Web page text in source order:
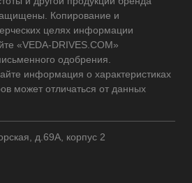
Копирование и
целях информации
«VEDA-DRIVES.COM»
одобрения.
информация о характеристиках
может отличаться от данных
д.69А, корпус 2